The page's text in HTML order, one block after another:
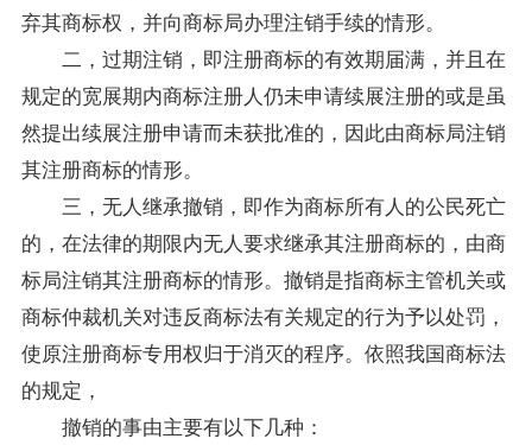
弃其商标权，并向商标局办理注销手续的情形。
二，过期注销，即注册商标的有效期届满，并且在
规定的宽展期内商标注册人仍未申请续展注册的或是虽
然提出续展注册申请而未获批准的，因此由商标局注销
其注册商标的情形。
三，无人继承撤销，即作为商标所有人的公民死亡
的，在法律的期限内无人要求继承其注册商标的，由商
标局注销其注册商标的情形。撤销是指商标主管机关或
商标仲裁机关对违反商标法有关规定的行为予以处罚，
使原注册商标专用权归于消灭的程序。依照我国商标法
的规定，
撤销的事由主要有以下几种：